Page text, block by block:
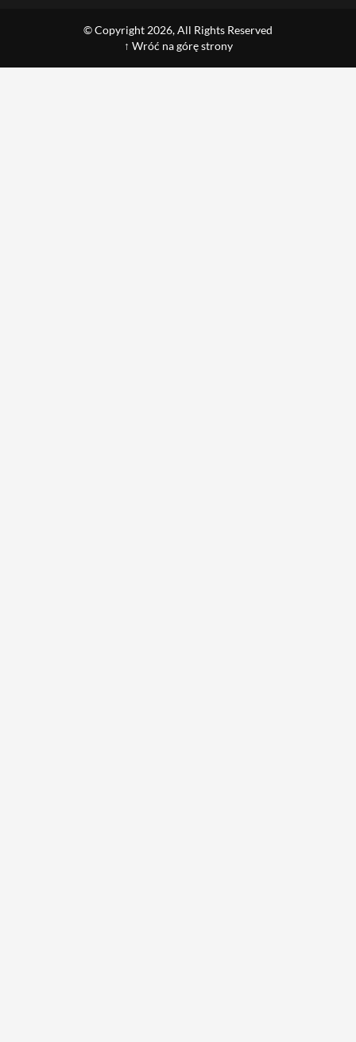
© Copyright 2026, All Rights Reserved
↑ Wróć na górę strony